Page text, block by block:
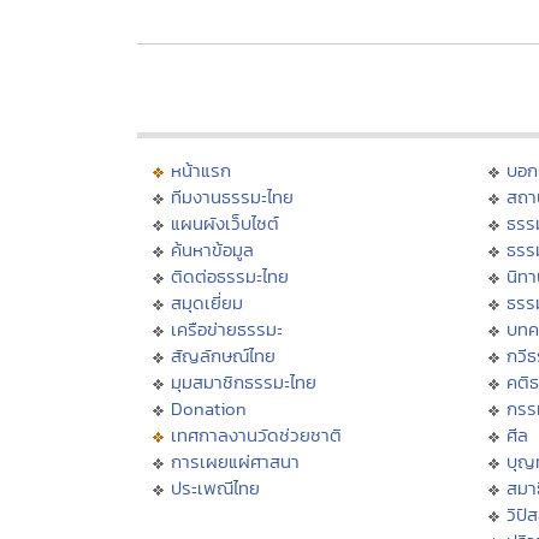
หน้าแรก
ทีมงานธรรมะไทย
แผนผังเว็บไซต์
ค้นหาข้อมูล
ติดต่อธรรมะไทย
สมุดเยี่ยม
เครือข่ายธรรมะ
สัญลักษณ์ไทย
มุมสมาชิกธรรมะไทย
Donation
เทศกาลงานวัดช่วยชาติ
การเผยแผ่ศาสนา
ประเพณีไทย
บอ
สถ
ธร
ธร
นิท
ธร
บท
กวีธ
คติ
กร
ศีล
บุญ
สม
วิปั